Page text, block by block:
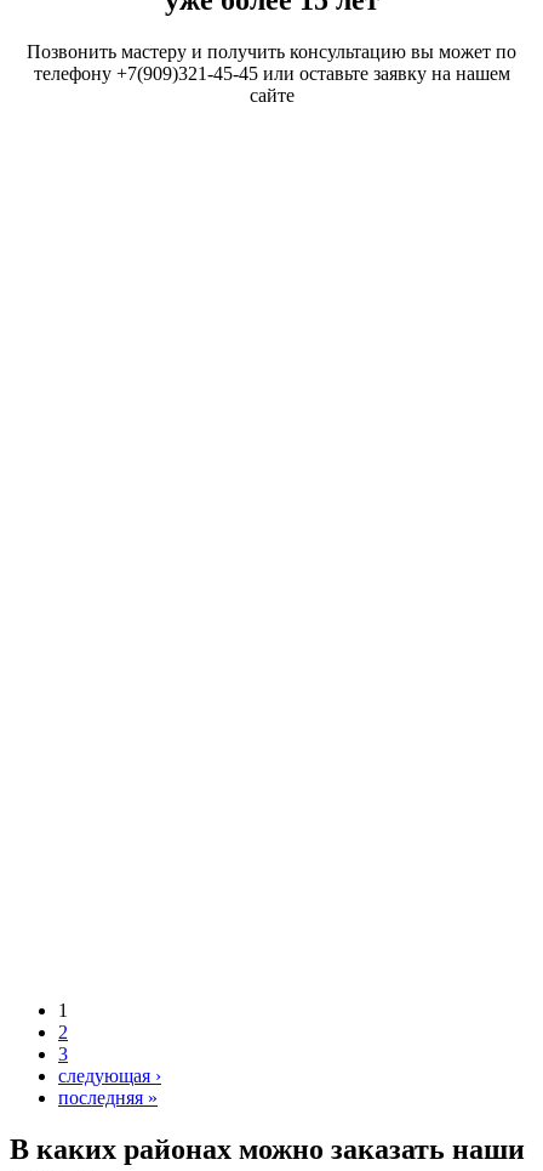
Позвонить мастеру и получить консультацию вы может по
телефону +7(909)321-45-45 или оставьте заявку на нашем
сайте
1
2
3
следующая ›
последняя »
В каких районах можно заказать наши